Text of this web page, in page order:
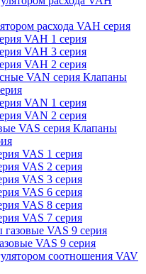
расхода VAH серия
VAH 1 серия
VAH 3 серия
VAH 2 серия
Клапаны
VAN 1 серия
VAN 2 серия
Клапаны
VAS 1 серия
VAS 2 серия
VAS 3 серия
VAS 6 серия
VAS 8 серия
VAS 7 серия
VAS 9 серия